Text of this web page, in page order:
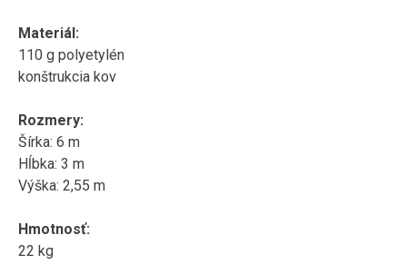
Materiál:
110 g polyetylén
konštrukcia kov
Rozmery:
Šírka: 6 m
Hĺbka: 3 m
Výška: 2,55 m
Hmotnosť:
22 kg